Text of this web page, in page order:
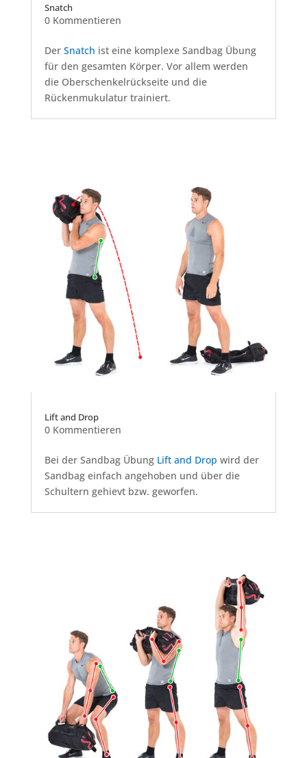
Snatch
0 Kommentieren
Der Snatch ist eine komplexe Sandbag Übung
für den gesamten Körper. Vor allem werden
die Oberschenkelrückseite und die
Rückenmukulatur trainiert.
Lift and Drop
0 Kommentieren
Bei der Sandbag Übung Lift and Drop wird der
Sandbag einfach angehoben und über die
Schultern gehievt bzw. geworfen.